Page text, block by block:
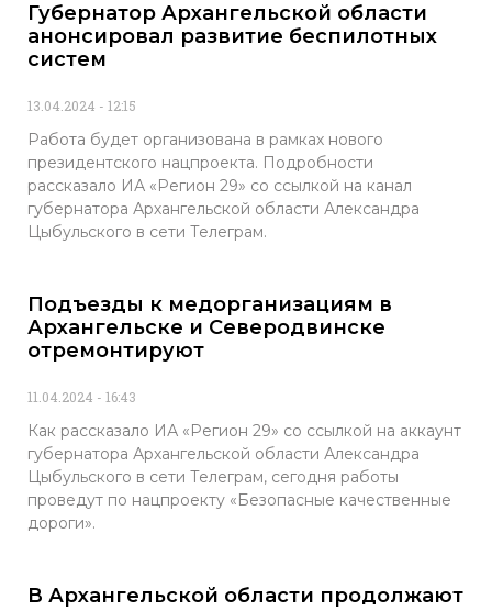
Губернатор Архангельской области
анонсировал развитие беспилотных
систем
13.04.2024 12:15
Работа будет организована в рамках нового
президентского нацпроекта. Подробности
рассказало ИА «Регион 29» со ссылкой на канал
губернатора Архангельской области Александра
Цыбульского в сети Телеграм.
Подъезды к медорганизациям в
Архангельске и Северодвинске
отремонтируют
11.04.2024 16:43
Как рассказало ИА «Регион 29» со ссылкой на аккаунт
губернатора Архангельской области Александра
Цыбульского в сети Телеграм, сегодня работы
проведут по нацпроекту «Безопасные качественные
дороги».
В Архангельской области продолжают